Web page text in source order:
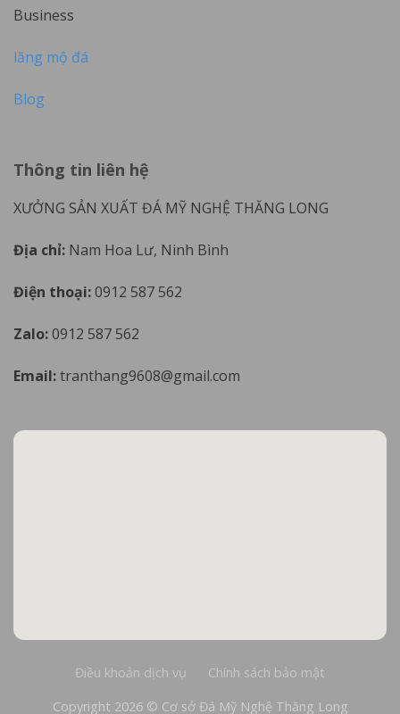
Business
lăng mộ đá
Blog
Thông tin liên hệ
XƯỞNG SẢN XUẤT ĐÁ MỸ NGHỆ THĂNG LONG
Địa chỉ: Nam Hoa Lư, Ninh Bình
Điện thoại:0912 587 562
Zalo:0912 587 562
Email:tranthang9608@gmail.com
Điều khoản dịch vụ
Chính sách bảo mật
Copyright 2026 © Cơ sở Đá Mỹ Nghệ Thăng Long
Gọi ngay Zalo Báo giá miễn phí